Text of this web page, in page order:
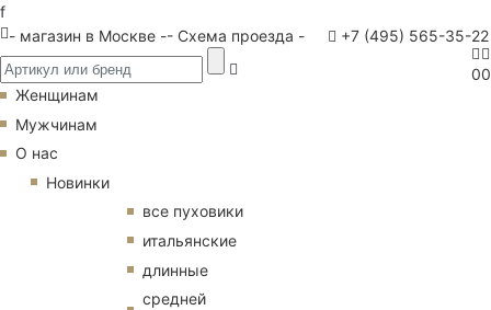
f
- магазин в Москве -- Схема проезда - +7 (495) 565-35-22
00
Женщинам
Мужчинам
О нас
Новинки
все пуховики
итальянские
длинные
средней